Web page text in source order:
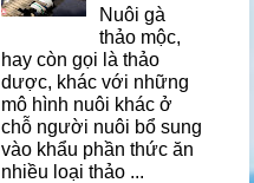
Nuôi gà
thảo mộc,
hay còn gọi là thảo
dược, khác với những
mô hình nuôi khác ở
chỗ người nuôi bổ sung
vào khẩu phần thức ăn
nhiều loại thảo ...